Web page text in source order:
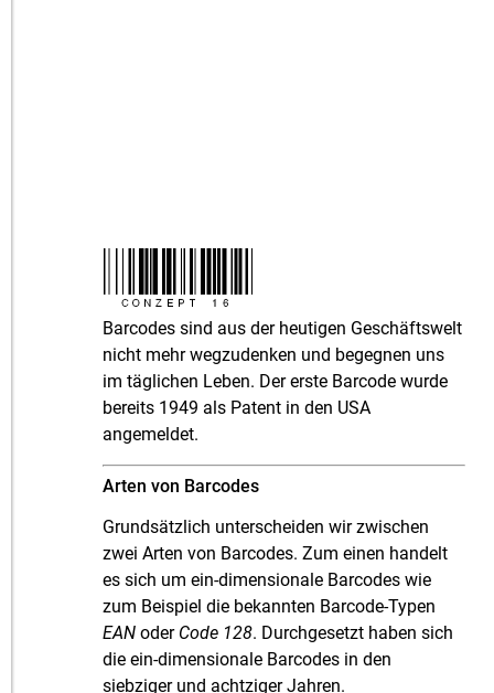
Barcodes sind aus der heutigen Geschäftswelt
nicht mehr wegzudenken und begegnen uns
im täglichen Leben. Der erste Barcode wurde
bereits 1949 als Patent in den USA
angemeldet.
Arten von Barcodes
Grundsätzlich unterscheiden wir zwischen
zwei Arten von Barcodes. Zum einen handelt
es sich um ein-dimensionale Barcodes wie
zum Beispiel die bekannten Barcode-Typen
EAN oder Code 128. Durchgesetzt haben sich
die ein-dimensionale Barcodes in den
siebziger und achtziger Jahren.